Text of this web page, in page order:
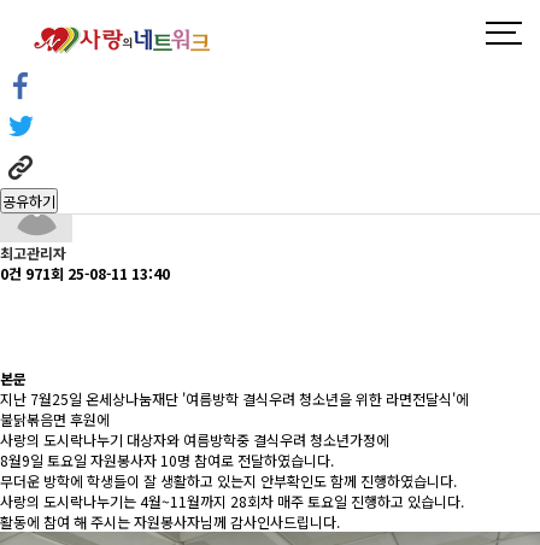
알림센터
봉사활동후기
헤더설정
알림센터
공유하기
15회차 사랑의도시락 나누기 라면전달
페이지 정보
최고관리자
0건 971회 25-08-11 13:40
본문
지난 7월25일 온세상나눔재단 '여름방학 결식우려 청소년을 위한 라면전달식'에
불닭볶음면 후원에
사랑의 도시락나누기 대상자와 여름방학중 결식우려 청소년가정에
8월9일 토요일 자원봉사자 10명 참여로 전달하였습니다.
무더운 방학에 학생들이 잘 생활하고 있는지 안부확인도 함께 진행하였습니다.
사랑의 도시락나누기는 4월~11월까지 28회차 매주 토요일 진행하고 있습니다.
활동에 참여 해 주시는 자원봉사자님께 감사인사드립니다.